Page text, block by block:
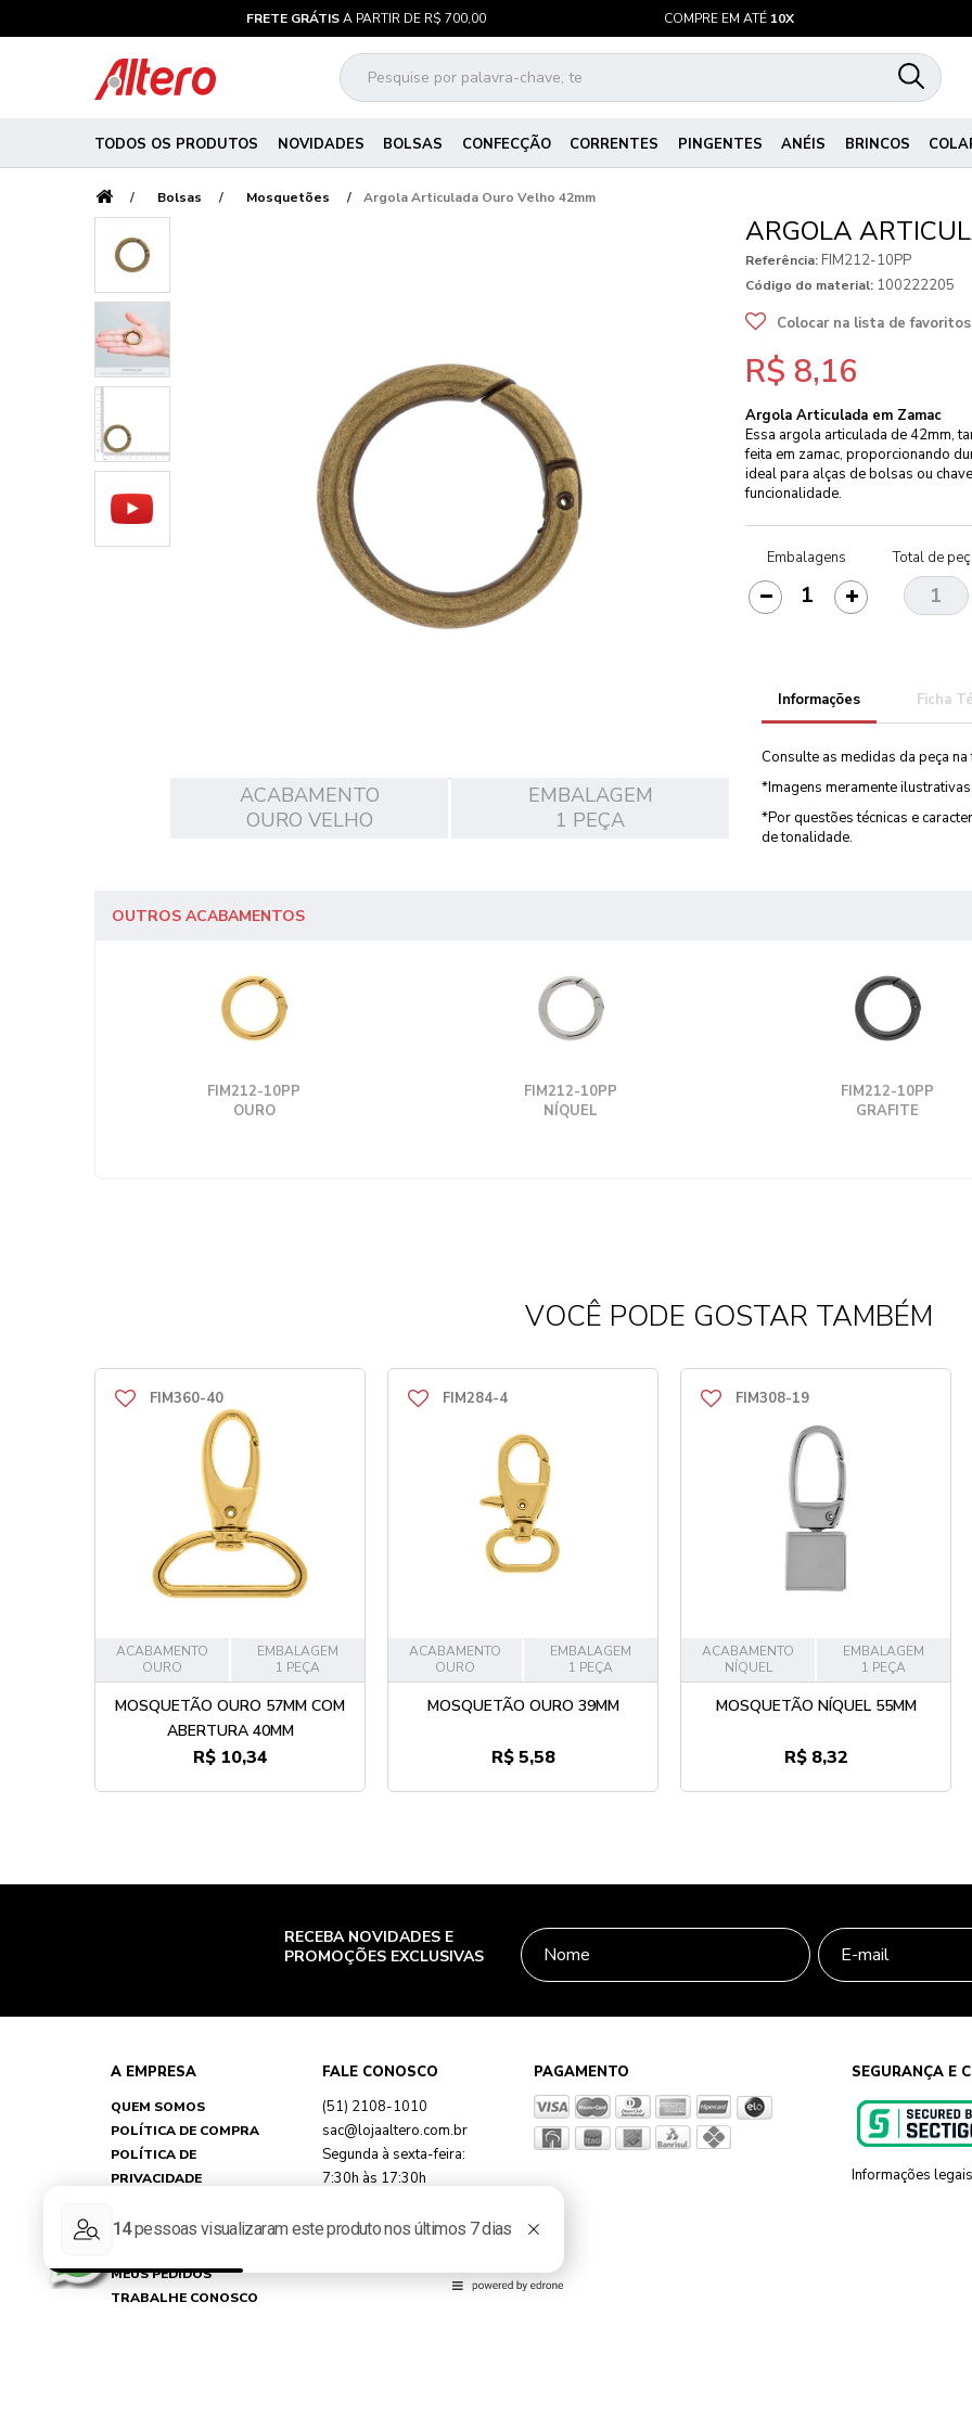
FRETE GRÁTISA PARTIR DE R$ 700,00 COMPRE EM ATÉ 10X
TODOS OS PRODUTOS NOVIDADES BOLSAS CONFECÇÃO CORRENTES PINGENTES ANÉIS BRINCOS
Bolsas Mosquetões Argola Articulada Ouro Velho 42mm
ACABAMENTO
OURO VELHO
EMBALAGEM
1 PEÇA
ARGOLA
Referência: FIM212-10PP
Código do material: 100222205
Colocar na lista de favoritos
R$ 8,16
Argola Articulada em Zamac
Essa argola articulada de 42mm,
feita em zamac, proporcionando
ideal para alças de bolsas ou
funcionalidade.
Embalagens Total de
Informações Ficha
Consulte as medidas da peça
*Imagens meramente ilustrativas.
*Por questões técnicas e
de tonalidade.
OUTROS ACABAMENTOS
FIM212-10PP
OURO
FIM212-10PP
NÍQUEL
FIM212-10PP
GRAFITE
VOCÊ PODE GOSTAR TAMBÉM
FIM360-40
ACABAMENTO
OURO
EMBALAGEM
1 PEÇA
MOSQUETÃO OURO 57MM COM
ABERTURA 40MM
R$ 10,34
FIM284-4
ACABAMENTO
OURO
EMBALAGEM
1 PEÇA
MOSQUETÃO OURO 39MM
R$ 5,58
FIM308-19
ACABAMENTO
NÍQUEL
EMBALAGEM
1 PEÇA
MOSQUETÃO NÍQUEL 55MM
R$ 8,32
RECEBA NOVIDADES E
PROMOÇÕES EXCLUSIVAS
A EMPRESA
QUEM SOMOS
POLÍTICA DE COMPRA
POLÍTICA DE
PRIVACIDADE
FAQ
MEUS PEDIDOS
TRABALHE CONOSCO
FALE CONOSCO
(51) 2108-1010
sac@lojaaltero.com.br
Segunda à sexta-feira:
7:30h às 17:30h
PAGAMENTO SEGURANÇA E
Informações legais